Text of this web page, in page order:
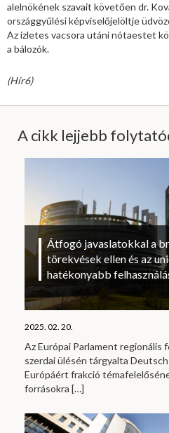
alelnökének szavait követően dr.
országgyűlési képviselőjelöltje
Az ízletes vacsora utáni nótaestet
a bálozók.
(Hír6)
A cikk lejjebb
Átfogó javaslatokkal a
törekvések ellen és az
hatékonyabb
2025. 02. 20.
Az Európai Parlament regionális
szerdai ülésén tárgyalta
Európáért frakció
forrásokra […]